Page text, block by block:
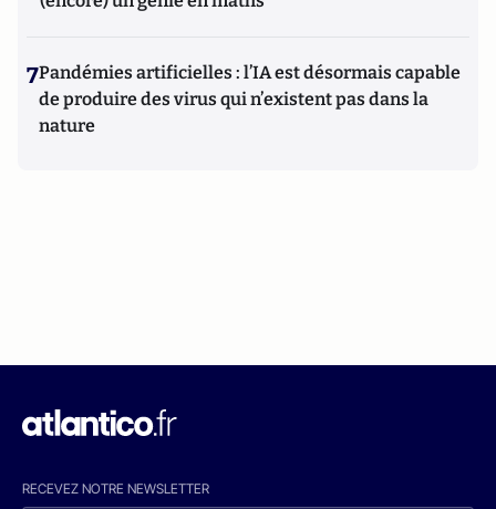
7Pandémies artificielles : l’IA est désormais capable
de produire des virus qui n’existent pas dans la
nature
RECEVEZ NOTRE NEWSLETTER